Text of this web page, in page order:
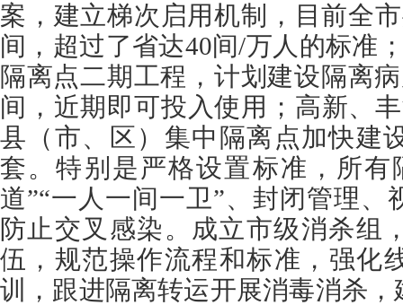
案，建立梯次启用机制，目前全
间，超过了省达40间/万人的标准
隔离点二期工程，计划建设隔离
间，近期即可投入使用；高新、
县（市、区）集中隔离点加快建
套。特别是严格设置标准，所有
道”“一人一间一卫”、封闭管理、
防止交叉感染。成立市级消杀组
伍，规范操作流程和标准，强化
训，跟进隔离转运开展消毒消杀